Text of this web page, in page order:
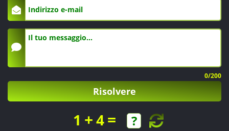
0/200
Risolvere
1 +4=